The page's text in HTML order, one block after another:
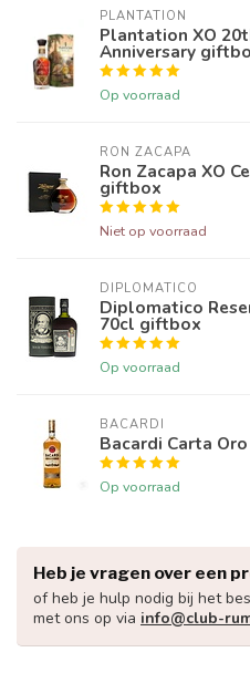
PLANTATION
Plantation XO
Anniversary
Op voorraad
RON ZACAPA
Ron Zacapa XO
giftbox
Niet op voorraad
DIPLOMATICO
Diplomatico
70cl giftbox
Op voorraad
BACARDI
Bacardi Carta
Op voorraad
Heb je vragen over een
of heb je hulp nodig bij het
met ons op via info@club-